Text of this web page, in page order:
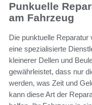
Punkuelle
am Fahrzeug
Die punktuelle
eine spezialisierte
kleinerer Dellen und
gewährleistet, dass nur
werden, was Zeit und
kann diese Art der